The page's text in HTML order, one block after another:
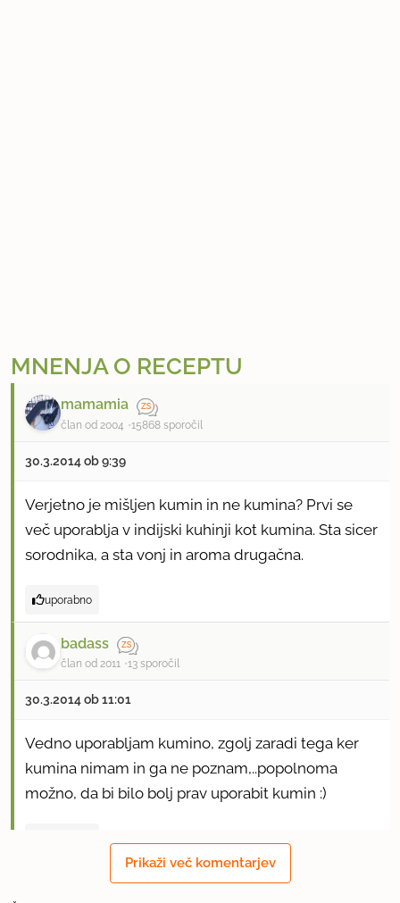
MNENJA O RECEPTU
mamamia
član od 2004 15868 sporočil
30.3.2014 ob 9:39
Verjetno je mišljen kumin in ne kumina? Prvi se
več uporablja v indijski kuhinji kot kumina. Sta sicer
sorodnika, a sta vonj in aroma drugačna.
uporabno
badass
član od 2011 13 sporočil
30.3.2014 ob 11:01
Vedno uporabljam kumino, zgolj zaradi tega ker
kumina nimam in ga ne poznam,..popolnoma
možno, da bi bilo bolj prav uporabit kumin :)
mamamia
Prikaži več komentarjev